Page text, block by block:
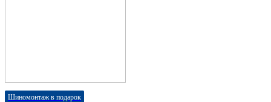
Шиномонтаж в подарок